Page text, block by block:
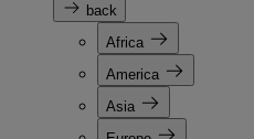
back
Africa
America
Asia